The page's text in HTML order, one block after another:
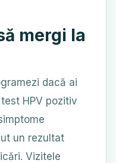
mergi la
dacă ai
HPV pozitiv
un rezultat
Vizitele